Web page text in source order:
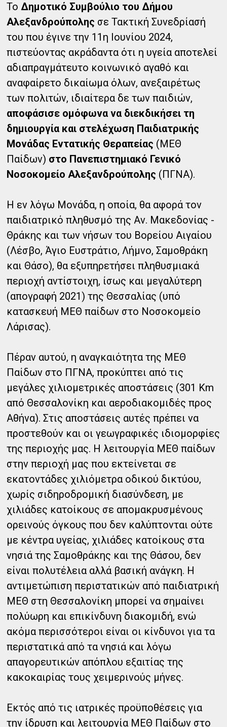
ΤοΔημοτικό Συμβούλιο του Δήμου
Αλεξανδρούπολης σε Τακτική Συνεδρίασή
του που έγινε την 11η Ιουνίου 2024,
πιστεύοντας ακράδαντα ότι η υγεία αποτελεί
αδιαπραγμάτευτο κοινωνικό αγαθό και
αναφαίρετο δικαίωμα όλων, ανεξαιρέτως
των πολιτών, ιδιαίτερα δε των παιδιών,
αποφάσισε ομόφωνα να διεκδικήσει τη
δημιουργία και στελέχωση Παιδιατρικής
Μονάδας Εντατικής Θεραπείας (ΜΕΘ
Παίδων) στο Πανεπιστημιακό Γενικό
Νοσοκομείο Αλεξανδρούπολης (ΠΓΝΑ).
Η εν λόγω Μονάδα, η οποία, θα αφορά τον
παιδιατρικό πληθυσμό της Αν. Μακεδονίας -
Θράκης και των νήσων του Βορείου Αιγαίου
(Λέσβο, Άγιο Ευστράτιο, Λήμνο, Σαμοθράκη
και Θάσο), θα εξυπηρετήσει πληθυσμιακά
περιοχή αντίστοιχη, ίσως και μεγαλύτερη
(απογραφή 2021) της Θεσσαλίας (υπό
κατασκευή ΜΕΘ παίδων στο Νοσοκομείο
Λάρισας).
Πέραν αυτού, η αναγκαιότητα της ΜΕΘ
Παίδων στο ΠΓΝΑ, προκύπτει από τις
μεγάλες χιλιομετρικές αποστάσεις (301 Km
από Θεσσαλονίκη και αεροδιακομιδές προς
Αθήνα). Στις αποστάσεις αυτές πρέπει να
προστεθούν και οι γεωγραφικές ιδιομορφίες
της περιοχής μας. Η λειτουργία ΜΕΘ παίδων
στην περιοχή μας που εκτείνεται σε
εκατοντάδες χιλιόμετρα οδικού δικτύου,
χωρίς σιδηροδρομική διασύνδεση, με
χιλιάδες κατοίκους σε απομακρυσμένους
ορεινούς όγκους που δεν καλύπτονται ούτε
με κέντρα υγείας, χιλιάδες κατοίκους στα
νησιά της Σαμοθράκης και της Θάσου, δεν
είναι πολυτέλεια αλλά βασική ανάγκη. Η
αντιμετώπιση περιστατικών από παιδιατρική
ΜΕΘ στη Θεσσαλονίκη μπορεί να σημαίνει
πολύωρη και επικίνδυνη διακομιδή, ενώ
ακόμα περισσότεροι είναι οι κίνδυνοι για τα
περιστατικά από τα νησιά και λόγω
απαγορευτικών απόπλου εξαιτίας της
κακοκαιρίας τους χειμερινούς μήνες.
Εκτός από τις ιατρικές προϋποθέσεις για
την ίδρυση και λειτουργία ΜΕΘ Παίδων στο